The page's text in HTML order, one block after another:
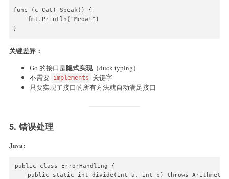
func (c Cat) Speak() {
    fmt.Println("Meow!")
}
func main() {
    var s Speaker
    s = Dog{}
    s.Speak()
关键差异：
Go 的接口是隐式实现（duck typing）
不需要 implements
关键字
只要实现了接口的所有方法就自动满足接口
5. 错误处理
Java:
public class ErrorHandling {
public static int divide(int a, int b) throws